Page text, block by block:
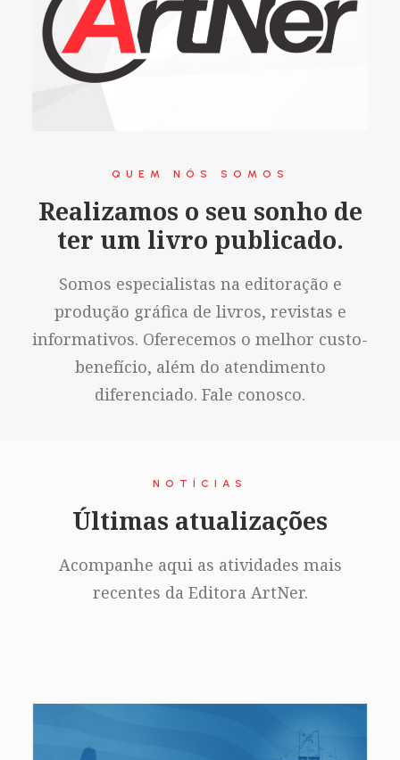
QUEM NÓS SOMOS
Realizamos o seu sonho de
ter um livro publicado.
Somos especialistas na editoração e
produção gráfica de livros, revistas e
informativos. Oferecemos o melhor custo-
benefício, além do atendimento
diferenciado. Fale conosco.
NOTÍCIAS
Últimas atualizações
Acompanhe aqui as atividades mais
recentes da Editora ArtNer.